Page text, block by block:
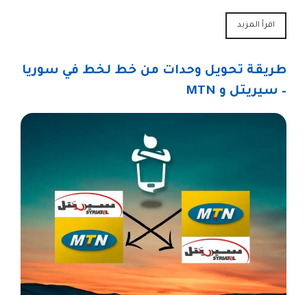
اقرأ المزيد
طريقة تحويل وحدات من خط لخط في سوريا
– سيريتل و MTN